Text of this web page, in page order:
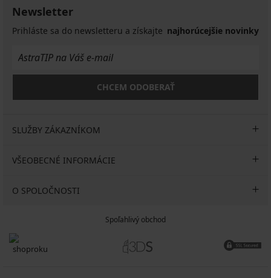
€
€
57,99
€
115,99
€noha...
95,89
136,99
€
Newsletter
Prihláste sa do newsletteru a získajte najhorúcejšie novinky
CHCEM ODOBERAŤ
SLUŽBY ZÁKAZNÍKOM
VŠEOBECNÉ INFORMÁCIE
O SPOLOČNOSTI
Spoľahlivý obchod